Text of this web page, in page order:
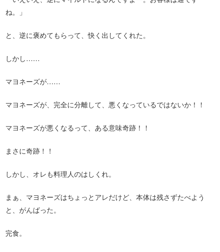
ね。」
と、逆に褒めてもらって、快く出してくれた。
しかし……
マヨネーズが……
マヨネーズが、完全に分離して、悪くなっているではないか！！
マヨネーズが悪くなるって、ある意味奇跡！！
まさに奇跡！！
しかし、オレも料理人のはしくれ。
まぁ、マヨネーズはちょっとアレだけど、本体は残さずたべよう
と、がんばった。
完食。